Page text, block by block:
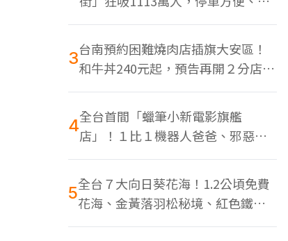
色美食多
3台南預約困難燒肉店插旗大安區！
和牛丼240元起，預告再開２分店、
地點曝光
4全台首間「蠟筆小新電影旗艦
店」！１比１機器人爸爸、邪惡正
男，百款周邊買翻
5全台７大向日葵花海！1.2公頃免費
花海、金黃落羽松秘境、紅色鐵橋
同框